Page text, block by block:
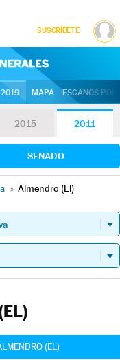
SUSCRÍBETE
2019 MAPA ESCAÑOS
2015 2011
SENADO
» Almendro (El)
(EL)